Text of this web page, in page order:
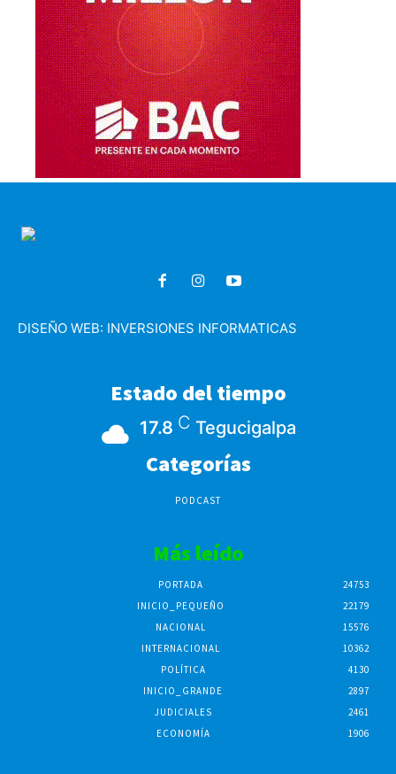
DISEÑO WEB: INVERSIONES INFORMATICAS
Estado del tiempo
17.8 C Tegucigalpa
Categorías
PODCAST
Más leído
PORTADA
24753
INICIO_PEQUEÑO
22179
NACIONAL
15576
INTERNACIONAL
10362
POLÍTICA
4130
INICIO_GRANDE
2897
JUDICIALES
2461
ECONOMÍA
1906